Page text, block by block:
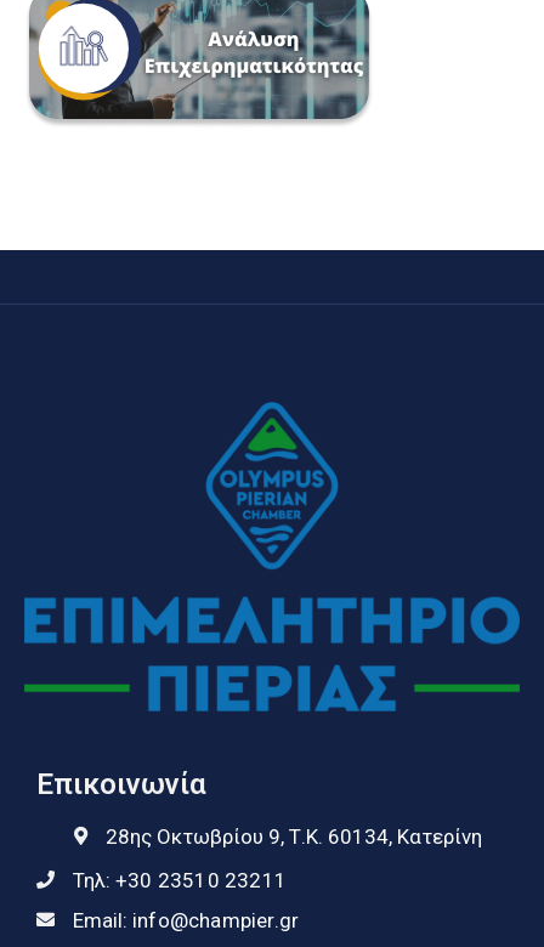
Επικοινωνία
28ης Οκτωβρίου 9, Τ.Κ. 60134, Κατερίνη
Τηλ: +30 23510 23211
Email: info@champier.gr